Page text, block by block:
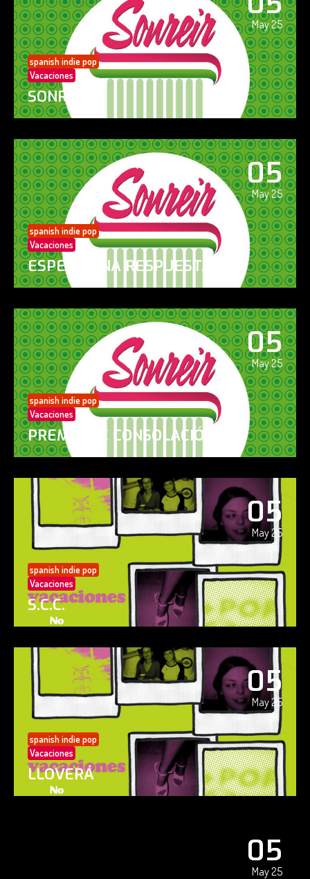
May 25
spanish indie pop
Vacaciones
SONREÍR
05
May 25
spanish indie pop
Vacaciones
ESPERO UNA RESPUESTA
05
May 25
spanish indie pop
Vacaciones
PREMIO DE CONSOLACIÓN
05
May 25
spanish indie pop
Vacaciones
S.C.C.
05
May 25
spanish indie pop
Vacaciones
LLOVERÁ
05
May 25